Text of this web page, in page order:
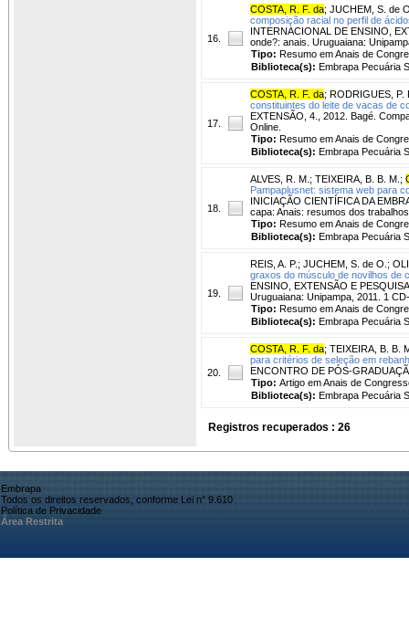
16.
COSTA, R. F. da; JUCHEM, S. de
composição racial no perfil de
INTERNACIONAL DE ENSINO,
onde?: anais. Uruguaiana:
Tipo: Resumo em Anais de
Biblioteca(s): Embrapa Pecuária
17.
COSTA, R. F. da; RODRIGUES, P.
constituintes do leite de vacas de
EXTENSÃO, 4., 2012. Bagé.
Online.
Tipo: Resumo em Anais de
Biblioteca(s): Embrapa Pecuária
18.
ALVES, R. M. ; TEIXEIRA, B. B. M. ;
Pampaplusnet: sistema web para
INICIAÇÃO CIENTÍFICA DA
capa: Anais: resumos dos
Tipo: Resumo em Anais de
Biblioteca(s): Embrapa Pecuária
19.
REIS, A. P. ; JUCHEM, S. de O. ;
graxos do músculo de novilhos de
ENSINO, EXTENSÃO E
Uruguaiana: Unipampa, 2011. 1
Tipo: Resumo em Anais de
Biblioteca(s): Embrapa Pecuária
20.
COSTA, R. F. da; TEIXEIRA, B. B.
para critérios de seleção em
ENCONTRO DE PÓS-
Tipo: Artigo em Anais de
Biblioteca(s): Embrapa Pecuária
Registros recuperados : 26
Embrapa
Todos os direitos reservados, conforme Lei n° 9.610
Política de Privacidade
Área Restrita